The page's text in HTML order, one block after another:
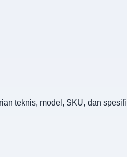
teknis, model, SKU, dan